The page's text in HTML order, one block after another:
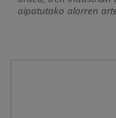
aipatutako alorren